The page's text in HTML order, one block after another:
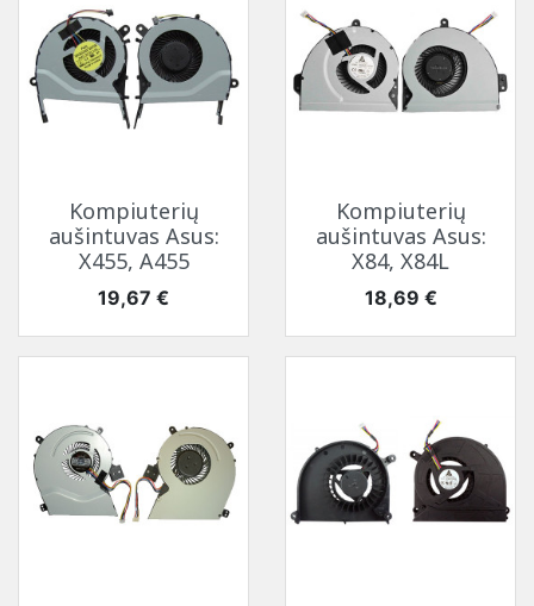
Kompiuterių
aušintuvas Asus:
X455, A455
Kaina
19,67 €
Kompiuterių
aušintuvas Asus:
X84, X84L
Kaina
18,69 €